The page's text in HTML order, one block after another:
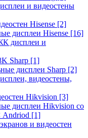
и видеостены
Hisense [2]
дисплеи Hisense [16]
дисплеи и
Sharp [1]
дисплеи Sharp [2]
видеостены,
Hikvision [3]
дисплеи Hikvision со
Andriod [1]
и видеостен